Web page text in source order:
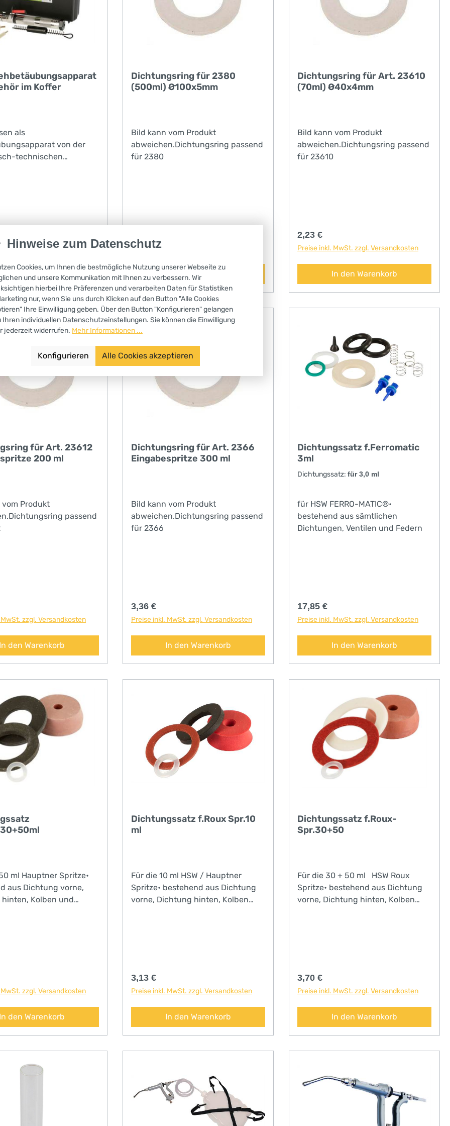
im Koffer
als
von der
technischen
Schutz gegen
Lösen des
beim Schuss• geringer
durch besonders
Sicherheit
Abschießen
des Schlagbolzens
völligem Durchdrücken
Apparates auf den
vermieden• Das
des Bolzens löst
eine Druckwelle aus, die
sofort eine sichere
geschlachtet werden.•
mit verstärkten
Blitz ist
erhältlich. (Art.
Im Set enthalten sind:•
Patronenlager wurde so
dass die Vorgaben der
erfüllt sind und
Kartuschen (z. B. 9
eingeführt werden
Preis:
MwSt. zzgl. Versandkosten
In den Warenkorb
Dichtungsring für 2380
(500ml) Ø100x5mm
Bild kann vom Produkt
abweichen.Dichtungsring passend
für 2380
Preise inkl. MwSt. zzgl. Versandkosten
In den Warenkorb
Dichtungsring für Art. 23610
(70ml) Ø40x4mm
Bild kann vom Produkt
abweichen.Dichtungsring passend
für 23610
Regulärer Preis:
2,23 €
Preise inkl. MwSt. zzgl. Versandkosten
In den Warenkorb
für Art. 23612
200 ml
vom Produkt
passend
Preis:
zzgl. Versandkosten
In den Warenkorb
Dichtungsring für Art. 2366
Eingabespritze 300 ml
Bild kann vom Produkt
abweichen.Dichtungsring passend
für 2366
Regulärer Preis:
3,36 €
Preise inkl. MwSt. zzgl. Versandkosten
In den Warenkorb
Dichtungssatz f.Ferromatic
3ml
Dichtungssatz: für 3,0 ml
für HSW FERRO-MATIC®•
bestehend aus sämtlichen
Dichtungen, Ventilen und Federn
Regulärer Preis:
17,85 €
Preise inkl. MwSt. zzgl. Versandkosten
In den Warenkorb
ml Hauptner Spritze•
aus Dichtung vorne,
Kolben und
Preis:
zzgl. Versandkosten
In den Warenkorb
Dichtungssatz f.Roux Spr.10
ml
Für die 10 ml HSW / Hauptner
Spritze• bestehend aus Dichtung
vorne, Dichtung hinten, Kolben
Regulärer Preis:
3,13 €
Preise inkl. MwSt. zzgl. Versandkosten
In den Warenkorb
Dichtungssatz f.Roux-
Spr.30+50
Für die 30 + 50 ml HSW Roux
Spritze• bestehend aus Dichtung
vorne, Dichtung hinten, Kolben
Regulärer Preis:
3,70 €
Preise inkl. MwSt. zzgl. Versandkosten
In den Warenkorb
Hinweise zum Datenschutz
Cookies, um Ihnen die bestmögliche Nutzung unserer Webseite zu
und unsere Kommunikation mit Ihnen zu verbessern. Wir
hierbei Ihre Präferenzen und verarbeiten Daten für Statistiken
nur, wenn Sie uns durch Klicken auf den Button "Alle Cookies
Ihre Einwilligung geben. Über den Button "Konfigurieren" gelangen
Ihren individuellen Datenschutzeinstellungen. Sie können die Einwilligung
jederzeit widerrufen. Mehr Informationen ...
Konfigurieren Alle Cookies akzeptieren